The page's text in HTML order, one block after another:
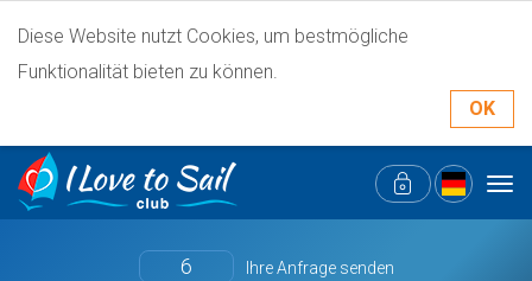
Diese Website nutzt Cookies, um bestmögliche
Funktionalität bieten zu können.
OK
6 Ihre Anfrage senden